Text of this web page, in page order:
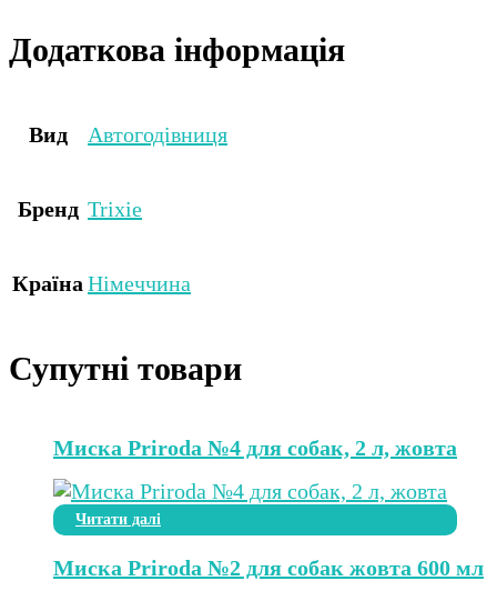
Додаткова інформація
Вид Автогодівниця
Бренд Trixie
Країна Німеччина
Супутні товари
Миска Priroda №4 для собак, 2 л, жовта
Читати далі
Миска Priroda №2 для собак жовта 600 мл